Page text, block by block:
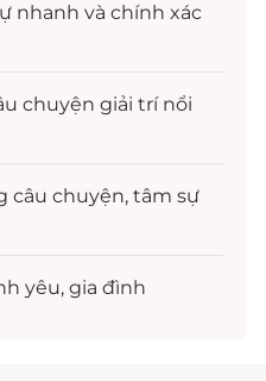
nhanh và chính xác
chuyện giải trínổi
câu chuyện, tâm sự
yêu, gia đình